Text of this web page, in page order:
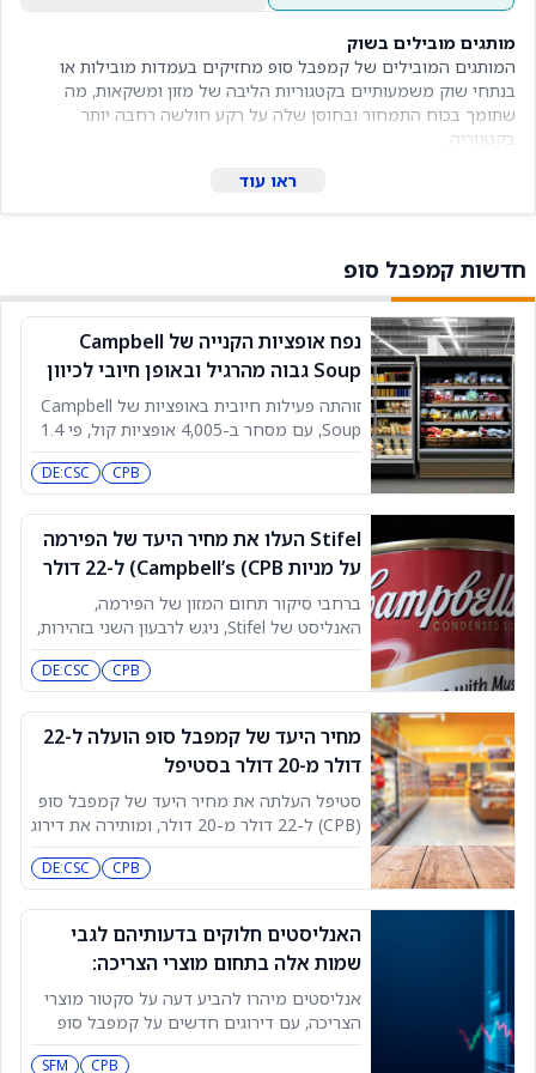
מותגים מובילים בשוק
המותגים המובילים של קמפבל סופ מחזיקים בעמדות מובילות או
בנתחי שוק משמעותיים בקטגוריות הליבה של מזון ומשקאות, מה
שתומך בכוח התמחור ובחוסן שלה על רקע חולשה רחבה יותר
בקטגוריה.
ראו עוד
חדשות קמפבל סופ
נפח אופציות הקנייה של Campbell
Soup גבוה מהרגיל ובאופן חיובי לכיוון
המניה
זוהתה פעילות חיובית באופציות של Campbell
Soup, עם מסחר ב-4,005 אופציות קול, פי 1.4
מהצפוי, וסטיית התקן הגלומה עלתה ביותר מ-2
נקודות ל-37.77%. אופציות הקול הפעילות
ביותר הן Sep-26 22 calls ו-9/4 weekly 26
calls, כאשר נפח המסחר הכולל בשביתות
האלה קרוב ל-2,000 חוזים. יחס פוט/קול הוא
0.25. הדוחות צפויים
CPB
DE:CSC
Stifel העלו את מחיר היעד של הפירמה
על מניות Campbell’s (CPB) ל-22 דולר
מ-20 דולר, וממשיכים להצמיד למניה
דירוג החזקה
ברחבי סיקור תחום המזון של הפירמה,
האנליסט של Stifel, ניגש לרבעון השני בזהירות,
כשהוא מציין שמגמות הצריכה החלשות נמשכו
אל תוך הרבעון השני, כך הוא מוסר למשקיעים
בתחזית לקבוצה.
CPB
DE:CSC
מחיר היעד של קמפבל סופ הועלה ל-22
דולר מ-20 דולר בסטיפל
סטיפל העלתה את מחיר היעד של קמפבל סופ
(CPB) ל-22 דולר מ-20 דולר, ומותירה את דירוג
המניה על החזק. בסיקור תחום המזון של
החברה, האנליסט ניגש לרבעון השני בזהירות,
ומציין שמגמות צריכה חלשות נמשכו גם לתוך
הרבעון השני, כך אמר למשקיעים בתצוגה
מקדימה על הקבוצה. פורסם לראשונה ב-
TheFly – מקור
CPB
DE:CSC
האנליסטים חלוקים בדעותיהם לגבי
שמות אלה בתחום מוצרי הצריכה:
קמפבל סופ (CPB), Walmart (WMT) ו-
Sprouts Farmers (SFM)
אנליסטים מיהרו להביע דעה על סקטור מוצרי
הצריכה, עם דירוגים חדשים על קמפבל סופ
(CPB), Walmart (WMT) ו-Sprouts Farmers
CPB
SFM